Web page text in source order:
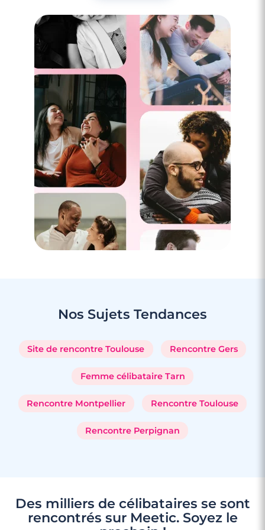
Nos Sujets Tendances
Site de rencontre Toulouse Rencontre Gers
Femme célibataire Tarn
Rencontre Montpellier Rencontre Toulouse
Rencontre Perpignan
Des milliers de célibataires se sont
rencontrés sur Meetic. Soyez le